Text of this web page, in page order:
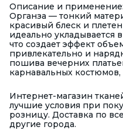
Описание и применение:
Органза — тонкий
красивый блеск и
идеально укладывается
что создает эффект
привлекательно и
пошива вечерних
карнавальных костюмов,
Интернет-магазин
лучшие условия при
розницу. Доставка по
другие города.